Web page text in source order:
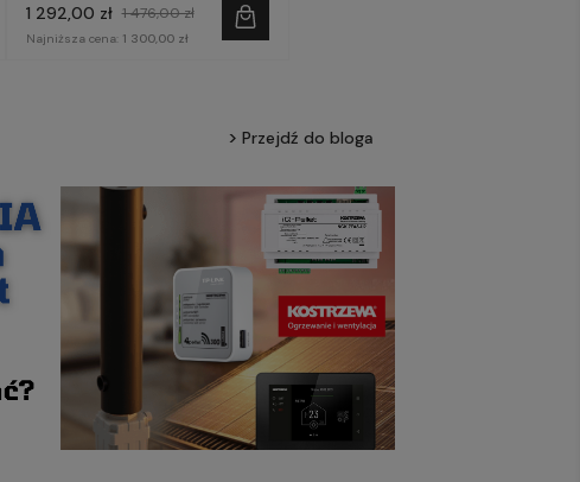
1 292,00 zł 1 476,00 zł
Najniższa cena: 1 300,00 zł
Przejdź do bloga